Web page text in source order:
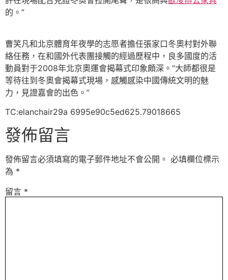
的。”
曹笑凡和北京體育年夜學的志愿者擔任張家口冬奧村對外聯
絡任務，在和國外代表團接觸的經過歷程中，良多國度的活
動員對于2008年北京奧運會揭幕式印象頗深。“大師都很是
等待往到冬奧會揭幕式現場，感觸感染中國傳統文明的魅
力，見證嘉會的出色。”
TC:elanchair29a 6995e90c5ed625.79018665
發佈留言
發佈留言必須填寫的電子郵件地址不會公開。 必填欄位標示
為 *
留言 *